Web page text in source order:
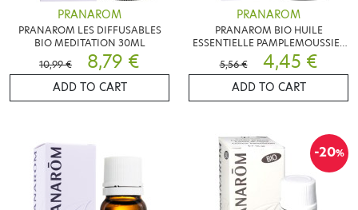
PRANAROM
PRANAROM LES DIFFUSABLES
BIO MEDITATION 30ML
10,99 €
8,79 €
ADD TO CART
PRANAROM
PRANAROM BIO HUILE
ESSENTIELLE PAMPLEMOUSSIER
10ML
5,56 € 4,45 €
ADD TO CART
-20%